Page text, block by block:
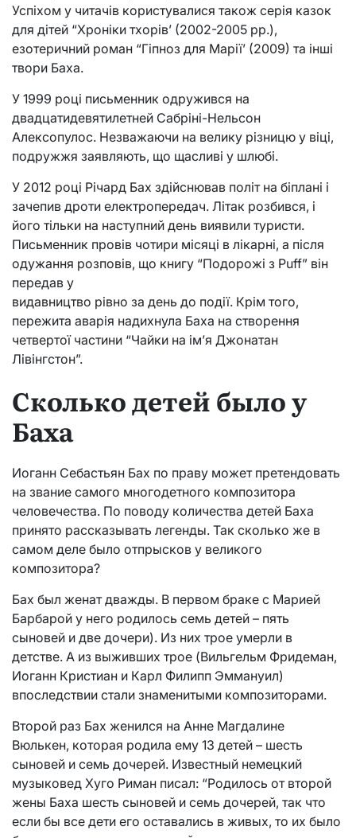
Успіхом у читачів користувалися також серія казок
для дітей “Хроніки тхорів’ (2002-2005 рр.),
езотеричний роман “Гіпноз для Марії’ (2009) та інші
твори Баха.
У 1999 році письменник одружився на
двадцатидевятилетней Сабріні-Нельсон
Алексопулос. Незважаючи на велику різницю у віці,
подружжя заявляють, що щасливі у шлюбі.
У 2012 році Річард Бах здійснював політ на біплані і
зачепив дроти електропередач. Літак розбився, і
його тільки на наступний день виявили туристи.
Письменник провів чотири місяці в лікарні, а після
одужання розповів, що книгу “Подорожі з Puff” він
передав у
видавництво рівно за день до події. Крім того,
пережита аварія надихнула Баха на створення
четвертої частини “Чайки на ім’я Джонатан
Лівінгстон”.
Сколько детей было у
Баха
Иоганн Себастьян Бах по праву может претендовать
на звание самого многодетного композитора
человечества. По поводу количества детей Баха
принято рассказывать легенды. Так сколько же в
самом деле было отпрысков у великого
композитора?
Бах был женат дважды. В первом браке с Марией
Барбарой у него родилось семь детей – пять
сыновей и две дочери). Из них трое умерли в
детстве. А из выживших трое (Вильгельм Фридеман,
Иоганн Кристиан и Карл Филипп Эммануил)
впоследствии стали знаменитыми композиторами.
Второй раз Бах женился на Анне Магдалине
Вюлькен, которая родила ему 13 детей – шесть
сыновей и семь дочерей. Известный немецкий
музыковед Хуго Риман писал: “Родилось от второй
жены Баха шесть сыновей и семь дочерей, так что
если бы все дети его оставались в живых, то их было